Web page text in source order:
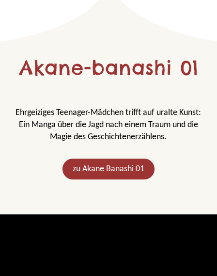
Akane-banashi 01
Ehrgeiziges Teenager-Mädchen trifft auf uralte Kunst:
Ein Manga über die Jagd nach einem Traum und die
Magie des Geschichtenerzählens.
zu Akane Banashi 01